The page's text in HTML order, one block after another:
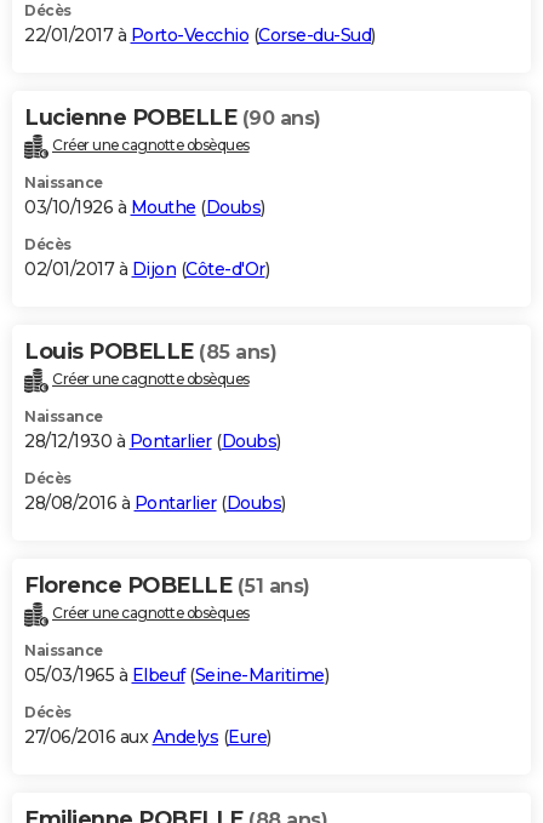
Décès
22/01/2017 à Porto-Vecchio (Corse-du-Sud)
Lucienne POBELLE (90 ans)
Créer une cagnotte obsèques
Naissance
03/10/1926 à Mouthe (Doubs)
Décès
02/01/2017 à Dijon (Côte-d'Or)
Louis POBELLE (85 ans)
Créer une cagnotte obsèques
Naissance
28/12/1930 à Pontarlier(Doubs)
Décès
28/08/2016 à Pontarlier(Doubs)
Florence POBELLE (51 ans)
Créer une cagnotte obsèques
Naissance
05/03/1965 à Elbeuf(Seine-Maritime)
Décès
27/06/2016 auxAndelys (Eure)